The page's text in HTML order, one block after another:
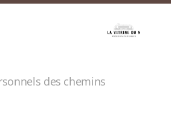
des chemins